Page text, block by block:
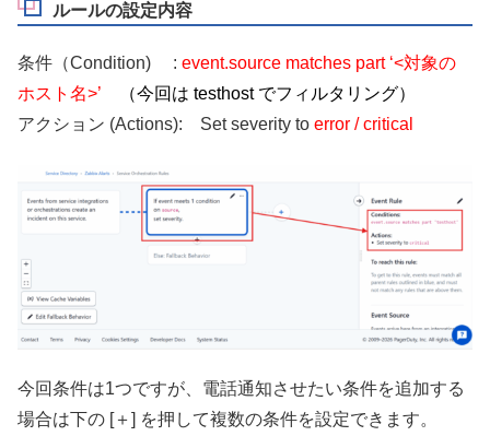
ルールの設定内容
条件（Condition) : event.source matches part ‘<対象の
ホスト名>’
（今回は testhost でフィルタリング）
アクション (Actions): Set severity to error / critical
今回条件は1つですが、電話通知させたい条件を追加する
場合は下の [＋] を押して複数の条件を設定できます。